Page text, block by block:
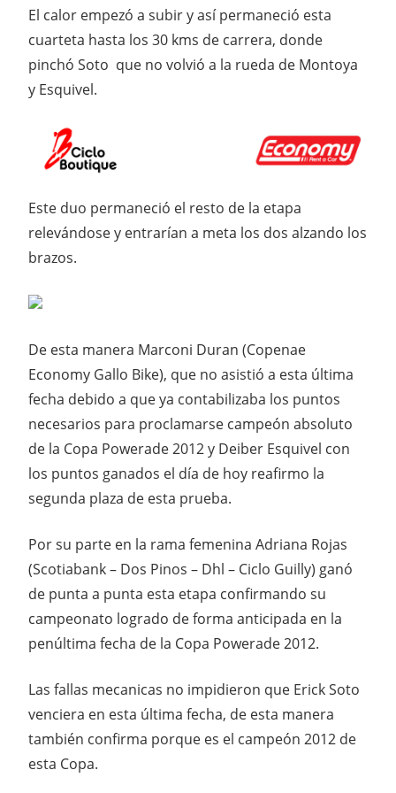
El calor empezó a subir y así permaneció esta
cuarteta hasta los 30 kms de carrera, donde
pinchó Soto que no volvió a la rueda de Montoya
y Esquivel.
Este duo permaneció el resto de la etapa
relevándose y entrarían a meta los dos alzando los
brazos.
De esta manera Marconi Duran (Copenae
Economy Gallo Bike), que no asistió a esta última
fecha debido a que ya contabilizaba los puntos
necesarios para proclamarse campeón absoluto
de la Copa Powerade 2012 y Deiber Esquivel con
los puntos ganados el día de hoy reafirmo la
segunda plaza de esta prueba.
Por su parte en la rama femenina Adriana Rojas
(Scotiabank – Dos Pinos – Dhl – Ciclo Guilly) ganó
de punta a punta esta etapa confirmando su
campeonato logrado de forma anticipada en la
penúltima fecha de la Copa Powerade 2012.
Las fallas mecanicas no impidieron que Erick Soto
venciera en esta última fecha, de esta manera
también confirma porque es el campeón 2012 de
esta Copa.